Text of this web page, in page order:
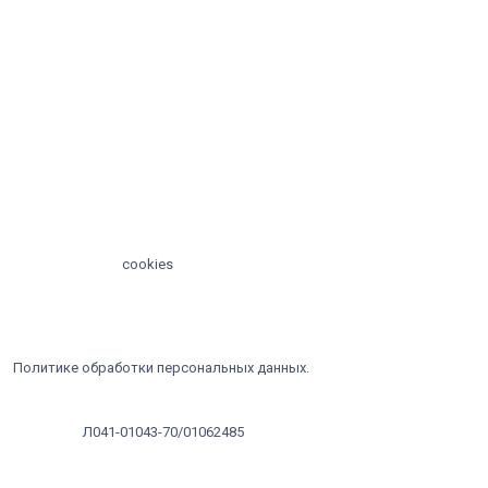
cookies
Политике обработки персональных данных.
Л041-01043-70/01062485